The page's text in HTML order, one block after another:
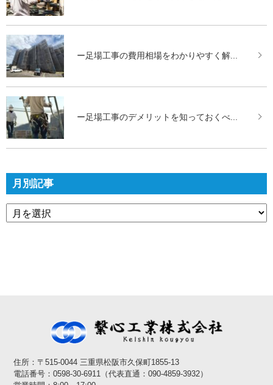
ー足場工事の費用相場をわかりやすく解...
ー足場工事のデメリットを知っておくべ...
月別記事
住所：〒515-0044 三重県松阪市久保町1855-13
電話番号：0598-30-6911（代表直通：090-4859-3932）